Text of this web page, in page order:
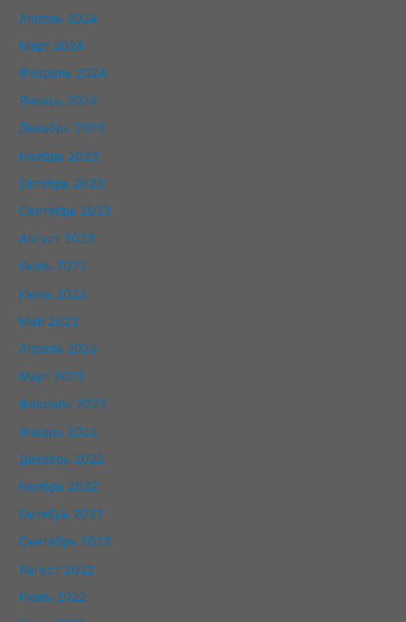
Апрель 2024
Март 2024
Февраль 2024
Январь 2024
Декабрь 2023
Ноябрь 2023
Октябрь 2023
Сентябрь 2023
Август 2023
Июль 2023
Июнь 2023
Май 2023
Апрель 2023
Март 2023
Февраль 2023
Январь 2023
Декабрь 2022
Ноябрь 2022
Октябрь 2022
Сентябрь 2022
Август 2022
Июль 2022